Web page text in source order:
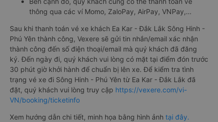
thông qua các ví Momo, ZaloPay, AirPay, VNPay,…
Sau khi thanh toán vé xe khách Ea Kar - Đắk Lắk Sông Hinh -
Phú Yên thành công, Vexere sẽ gửi tin nhắn/email xác nhận
thành công đến số điện thoại/email mà quý khách đã đăng
ký. Đến ngày đi, quý khách vui lòng có mặt tại điểm đón trước
30 phút giờ khởi hành để chuẩn bị lên xe. Để kiểm tra tình
trạng vé xe đi Sông Hinh - Phú Yên từ Ea Kar - Đắk Lắk đã
đặt, quý khách vui lòng truy cập https://vexere.com/vi-
VN/booking/ticketinfo
Xem hướng dẫn chi tiết, minh họa bằng hình ảnh tại đây.